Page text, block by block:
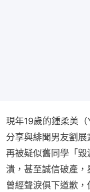
現年19歲的鍾柔美
分享與緋聞男友劉展
再被疑似舊同學「
潰，甚至誠信破產
曾經聲淚俱下道歉